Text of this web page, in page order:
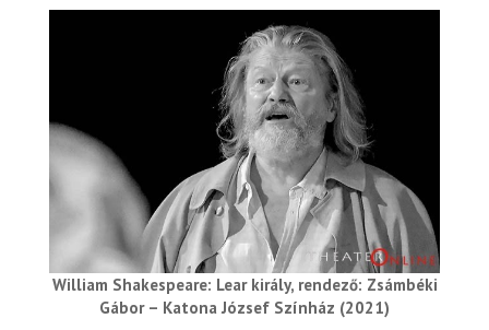
William Shakespeare: Lear király, rendező: Zsámbéki
Gábor – Katona József Színház (2021)